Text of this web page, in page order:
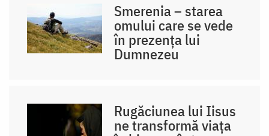
Smerenia – starea
omului care se vede
în prezența lui
Dumnezeu
Rugăciunea lui Iisus
ne transformă viața